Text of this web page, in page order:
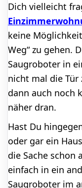
Dich vielleicht
keine
Weg“ zu gehen.
Saugroboter in
nicht mal die Tür
dann auch noch
näher dran.
Hast Du
oder gar ein
die Sache schon
einfach in ein
Saugroboter im